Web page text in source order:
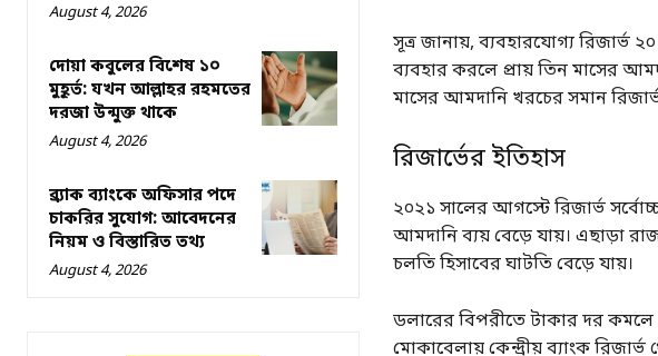
August 4, 2026
দোয়া কবুলের বিশেষ ১০
মুহূর্ত: যখন আল্লাহর রহমতের
দরজা উন্মুক্ত থাকে
August 4, 2026
ব্র্যাক ব্যাংকে অফিসার পদে
চাকরির সুযোগ: আবেদনের
নিয়ম ও বিস্তারিত তথ্য
August 4, 2026
সূত্র জানায়, ব্যবহারযোগ্য রিজার্ভ
ব্যবহার করলে প্রায় তিন মাসের
মাসের আমদানি খরচের সমান
রিজার্ভের ইতিহাস
২০২১ সালের আগস্টে রিজার্ভ
আমদানি ব্যয় বেড়ে যায়। এছাড়া
চলতি হিসাবের ঘাটতি বেড়ে যায়।
ডলারের বিপরীতে টাকার দর কমলে
মোকাবেলায় কেন্দ্রীয় ব্যাংক